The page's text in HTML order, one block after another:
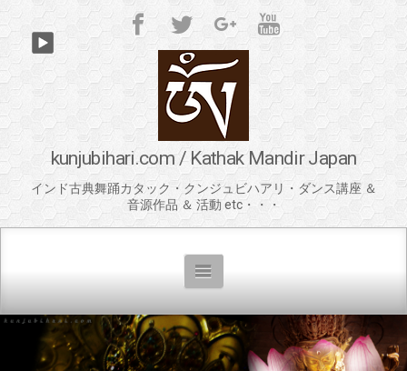
kunjubihari.com / Kathak Mandir Japan
インド古典舞踊カタック・クンジュビハアリ・ダンス講座 ＆
音源作品 ＆ 活動 etc・・・